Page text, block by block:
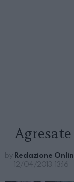
by Redazione
12/04/2013, 13:16